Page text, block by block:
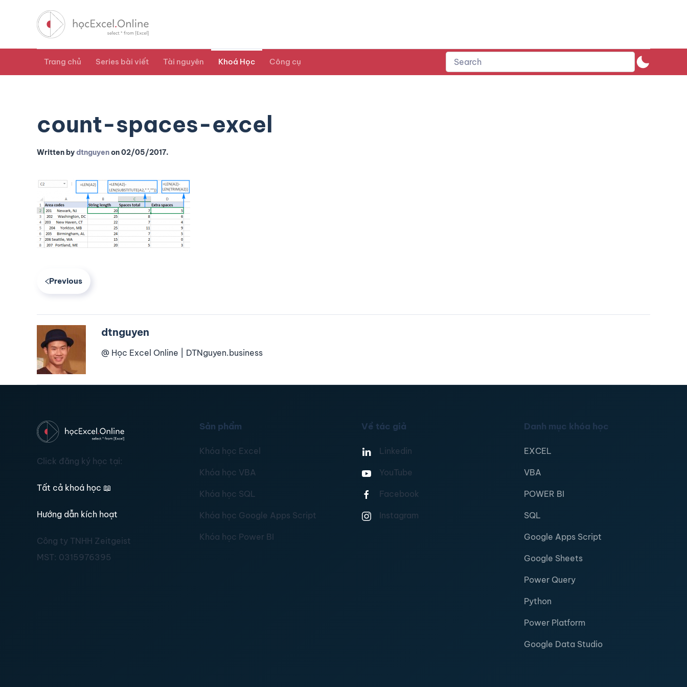
Trang chủ Series bài viết Tài nguyên Khoá Học Công cụ
count-spaces-excel
Written bydtnguyenon02/05/2017.
Previous
dtnguyen
@ Học Excel Online | DTNguyen.business
Click đăng ký học tại:
Tất cả khoá học 📖
Hướng dẫn kích hoạt
Công ty TNHH Zeitgeist
MST: 0315976395
Sản phẩm
Khóa học Excel
Khóa học VBA
Khóa học SQL
Khóa học Google Apps Script
Khóa học Power BI
Về tác giả
Linkedin
YouTube
Facebook
Instagram
Danh mục khóa học
EXCEL
VBA
POWER BI
SQL
Google Apps Script
Google Sheets
Power Query
Python
Power Platform
Google Data Studio